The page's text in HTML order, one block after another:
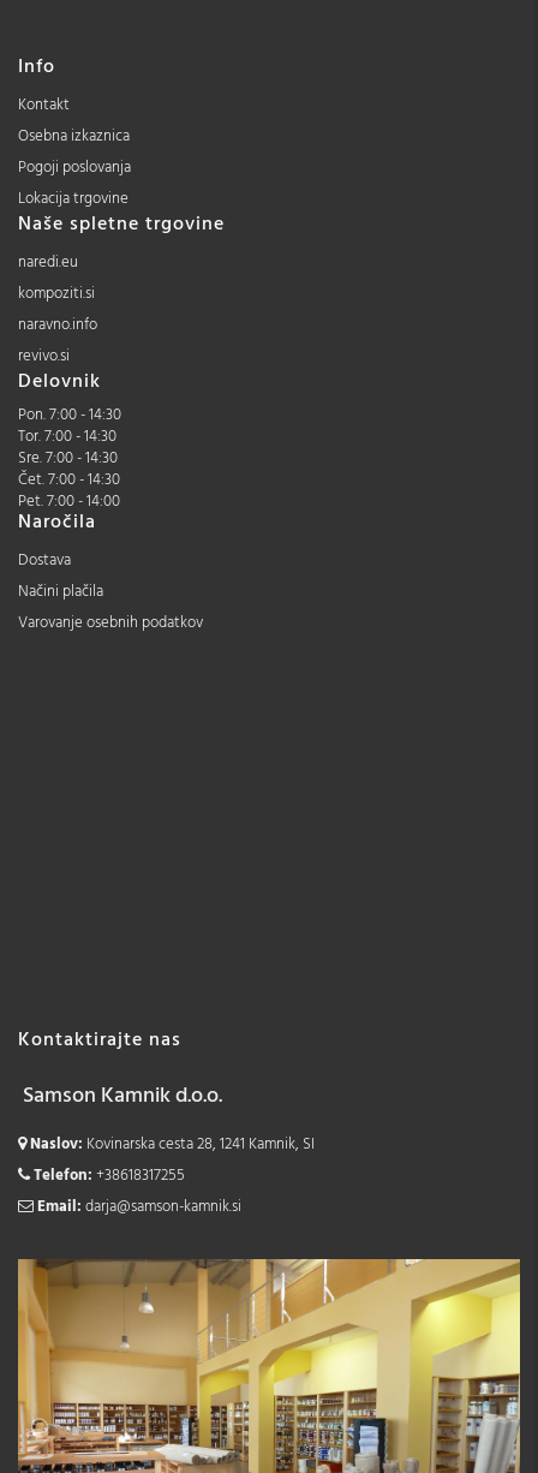
Info
Kontakt
Osebna izkaznica
Pogoji poslovanja
Lokacija trgovine
Naše spletne trgovine
naredi.eu
kompoziti.si
naravno.info
revivo.si
Delovnik
Pon. 7:00 - 14:30
Tor. 7:00 - 14:30
Sre. 7:00 - 14:30
Čet. 7:00 - 14:30
Pet. 7:00 - 14:00
Naročila
Dostava
Načini plačila
Varovanje osebnih podatkov
Kontaktirajte nas
Samson Kamnik d.o.o.
Naslov: Kovinarska cesta 28, 1241 Kamnik, SI
Telefon:+38618317255
Email:darja@samson-kamnik.si